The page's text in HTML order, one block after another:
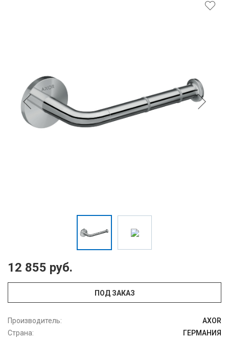
12 855 руб.
ПОД ЗАКАЗ
Производитель:
AXOR
Страна:
ГЕРМАНИЯ